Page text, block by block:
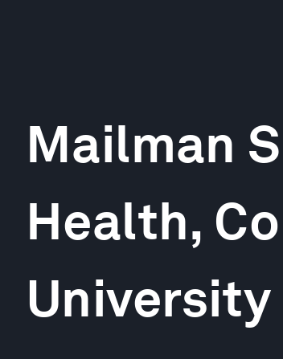
Mailman
Health,
University